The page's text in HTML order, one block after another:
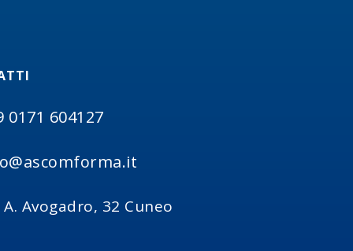
0171 604127
A. Avogadro, 32 Cuneo